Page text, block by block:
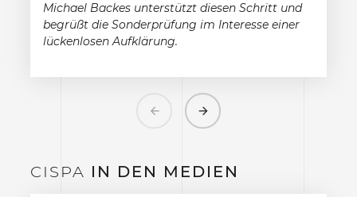
Michael Backes unterstützt diesen Schritt und
begrüßt die Sonderprüfung im Interesse einer
lückenlosen Aufklärung.
Previous Next
CISPA IN DEN MEDIEN